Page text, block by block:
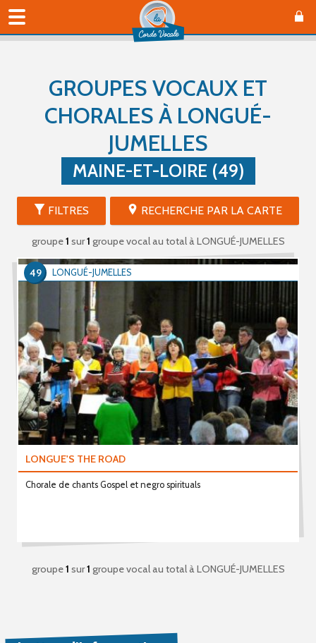
GROUPES VOCAUX ET
CHORALES À LONGUÉ-
JUMELLES
MAINE-ET-LOIRE (49)
FILTRES RECHERCHE PAR LA CARTE
groupe1 sur1 groupe vocal au totalà LONGUÉ-JUMELLES
LONGUE'S THE ROAD
Chorale de chants Gospel et negro spirituals
LONGUÉ-JUMELLES
49
groupe1 sur1 groupe vocal au totalà LONGUÉ-JUMELLES